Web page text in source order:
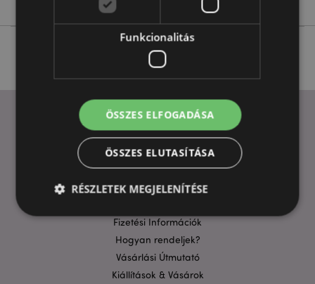
HASZNOS LINKEK
GYIK
Szállítási költségek
Fizetési Információk
Hogyan rendeljek?
Vásárlási Útmutató
Kiállítások & Vásárok
Funkcionalitás
ÖSSZES ELFOGADÁSA
ÖSSZES ELUTASÍTÁSA
RÉSZLETEK MEGJELENÍTÉSE
Elengedhetetlenül szükséges
Funkcionalitás